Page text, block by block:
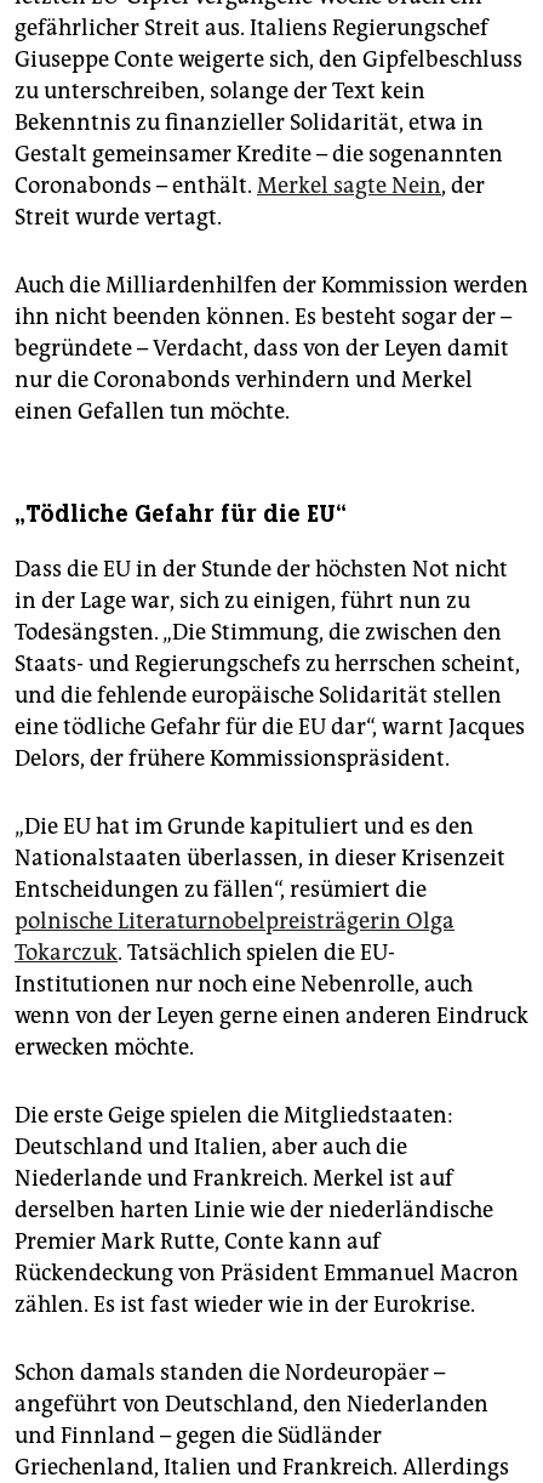
gefährlicher Streit aus. Italiens Regierungschef
Giuseppe Conte weigerte sich, den Gipfelbeschluss
zu unterschreiben, solange der Text kein
Bekenntnis zu finanzieller Solidarität, etwa in
Gestalt gemeinsamer Kredite – die sogenannten
Coronabonds – enthält. Merkel sagte Nein, der
Streit wurde vertagt.
Auch die Milliardenhilfen der Kommission werden
ihn nicht beenden können. Es besteht sogar der –
begründete – Verdacht, dass von der Leyen damit
nur die Coronabonds verhindern und Merkel
einen Gefallen tun möchte.
„Tödliche Gefahr für die EU“
Dass die EU in der Stunde der höchsten Not nicht
in der Lage war, sich zu einigen, führt nun zu
Todesängsten. „Die Stimmung, die zwischen den
Staats- und Regierungschefs zu herrschen scheint,
und die fehlende europäische Solidarität stellen
eine tödliche Gefahr für die EU dar“, warnt Jacques
Delors, der frühere Kommissionspräsident.
„Die EU hat im Grunde kapituliert und es den
Nationalstaaten überlassen, in dieser Krisenzeit
Entscheidungen zu fällen“, resümiert die
polnische Literaturnobelpreisträgerin Olga
Tokarczuk. Tatsächlich spielen die EU-
Institutionen nur noch eine Nebenrolle, auch
wenn von der Leyen gerne einen anderen Eindruck
erwecken möchte.
Die erste Geige spielen die Mitgliedstaaten:
Deutschland und Italien, aber auch die
Niederlande und Frankreich. Merkel ist auf
derselben harten Linie wie der niederländische
Premier Mark Rutte, Conte kann auf
Rückendeckung von Präsident Emmanuel Macron
zählen. Es ist fast wieder wie in der Eurokrise.
Schon damals standen die Nordeuropäer –
angeführt von Deutschland, den Niederlanden
und Finnland – gegen die Südländer
Griechenland, Italien und Frankreich. Allerdings